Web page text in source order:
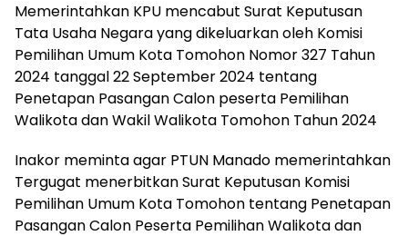
Memerintahkan KPU mencabut Surat Keputusan
Tata Usaha Negara yang dikeluarkan oleh Komisi
Pemilihan Umum Kota Tomohon Nomor 327 Tahun
2024 tanggal 22 September 2024 tentang
Penetapan Pasangan Calon peserta Pemilihan
Walikota dan Wakil Walikota Tomohon Tahun 2024
Inakor meminta agar PTUN Manado memerintahkan
Tergugat menerbitkan Surat Keputusan Komisi
Pemilihan Umum Kota Tomohon tentang Penetapan
Pasangan Calon Peserta Pemilihan Walikota dan